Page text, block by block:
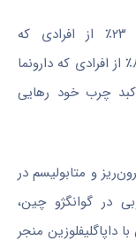
در واقع، نتایج نشان می‌دهد که حدود ۲۳٪ از افرادی که
داپاگلیفلوزین مصرف می‌کردند، در مقایسه با ۸٪ از افرادی که دارونما
کبد چرب خود رهایی
و متابولیسم در
در گوانگژو چین،
که ۴۸ هفته درمان با داپاگلیفلوزین منجر